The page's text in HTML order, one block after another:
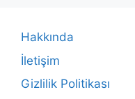
Hakkında
İletişim
Gizlilik Politikası